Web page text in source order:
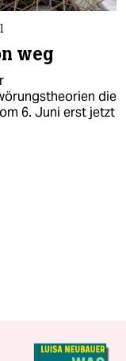
weg
die
6. Juni erst jetzt